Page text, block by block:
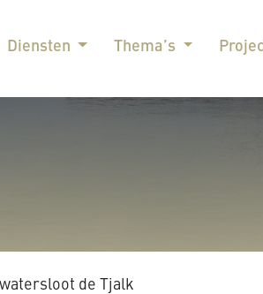
Diensten Thema’s
de Tjalk